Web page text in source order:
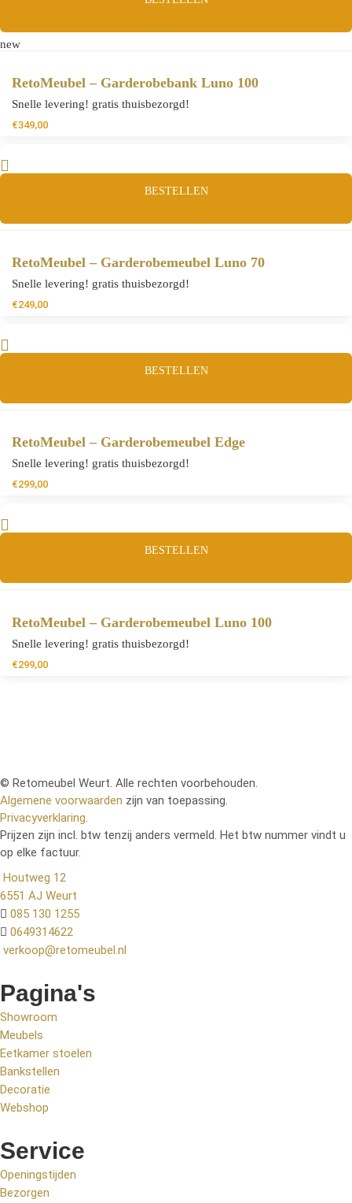
new
RetoMeubel – Garderobebank Luno 100
Snelle levering! gratis thuisbezorgd!
€349,00
BESTELLEN
RetoMeubel – Garderobemeubel Luno 70
Snelle levering! gratis thuisbezorgd!
€249,00
BESTELLEN
RetoMeubel – Garderobemeubel Edge
Snelle levering! gratis thuisbezorgd!
€299,00
BESTELLEN
RetoMeubel – Garderobemeubel Luno 100
Snelle levering! gratis thuisbezorgd!
€299,00
© Retomeubel Weurt. Alle rechten voorbehouden.
Algemene voorwaarden zijn van toepassing.
Privacyverklaring.
Prijzen zijn incl. btw tenzij anders vermeld. Het btw nummer vindt u
op elke factuur.
Houtweg 12
6551 AJ Weurt
085 130 1255
0649314622
verkoop@retomeubel.nl
Pagina's
Showroom
Meubels
Eetkamer stoelen
Bankstellen
Decoratie
Webshop
Service
Openingstijden
Bezorgen